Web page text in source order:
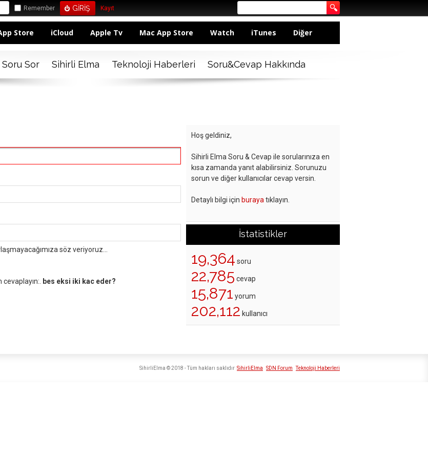
Remember Kayıt
Store iCloud Apple Tv Mac App Store Watch iTunes Diğer
Soru Sor Sihirli Elma Teknoloji Haberleri Soru&Cevap Hakkında
söz veriyoruz...
bes eksi iki kac eder?
Hoş geldiniz,
Sihirli Elma Soru & Cevap ile sorularınıza en
kısa zamanda yanıt alabilirsiniz. Sorunuzu
sorun ve diğer kullanıcılar cevap versin.
Detaylı bilgi için buraya tıklayın.
İstatistikler
19,364 soru
22,785 cevap
15,871 yorum
202,112 kullanıcı
SihirliElma SDN Forum Teknoloji Haberleri
SihirliElma © 2018 - Tüm hakları saklıdır